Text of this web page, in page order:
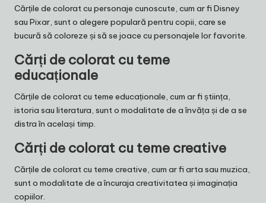
Cărțile de colorat cu personaje cunoscute, cum ar fi Disney
sau Pixar, sunt o alegere populară pentru copii, care se
bucură să coloreze și să se joace cu personajele lor favorite.
Cărți de colorat cu teme
educaționale
Cărțile de colorat cu teme educaționale, cum ar fi știința,
istoria sau literatura, sunt o modalitate de a învăța și de a se
distra în același timp.
Cărți de colorat cu teme creative
Cărțile de colorat cu teme creative, cum ar fi arta sau muzica,
sunt o modalitate de a încuraja creativitatea și imaginația
copiilor.